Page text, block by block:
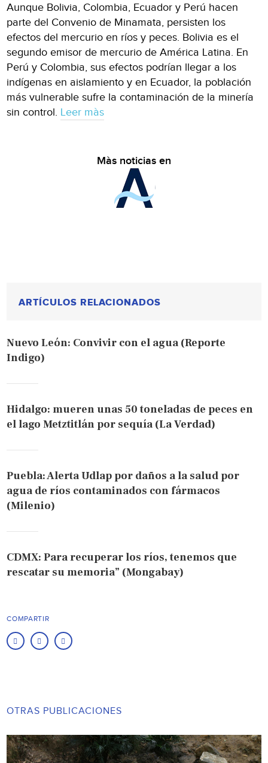
Aunque Bolivia, Colombia, Ecuador y Perú hacen
parte del Convenio de Minamata, persisten los
efectos del mercurio en ríos y peces. Bolivia es el
segundo emisor de mercurio de América Latina. En
Perú y Colombia, sus efectos podrían llegar a los
indígenas en aislamiento y en Ecuador, la población
más vulnerable sufre la contaminación de la minería
sin control. Leer màs
Màs noticias en
ARTÍCULOS RELACIONADOS
Nuevo León: Convivir con el agua (Reporte
Indigo)
Hidalgo: mueren unas 50 toneladas de peces en
el lago Metztitlán por sequía (La Verdad)
Puebla: Alerta Udlap por daños a la salud por
agua de ríos contaminados con fármacos
(Milenio)
CDMX: Para recuperar los ríos, tenemos que
rescatar su memoria” (Mongabay)
COMPARTIR
OTRAS PUBLICACIONES